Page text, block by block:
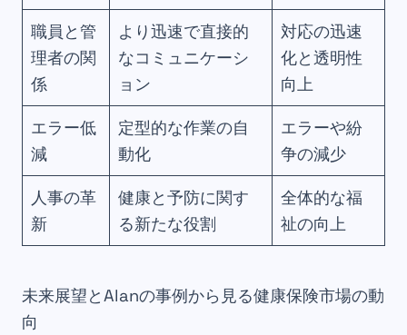
職員と管
理者の関
係
より迅速で直接的
なコミュニケーシ
ョン
対応の迅速
化と透明性
向上
エラー低
減
定型的な作業の自
動化
エラーや紛
争の減少
人事の革
新
健康と予防に関す
る新たな役割
全体的な福
祉の向上
未来展望とAlanの事例から見る健康保険市場の動
向